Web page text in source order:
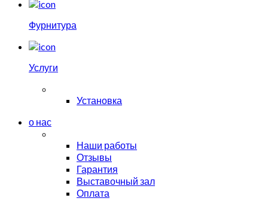
Фурнитура
Услуги
Установка
о нас
Наши работы
Отзывы
Гарантия
Выставочный зал
Оплата